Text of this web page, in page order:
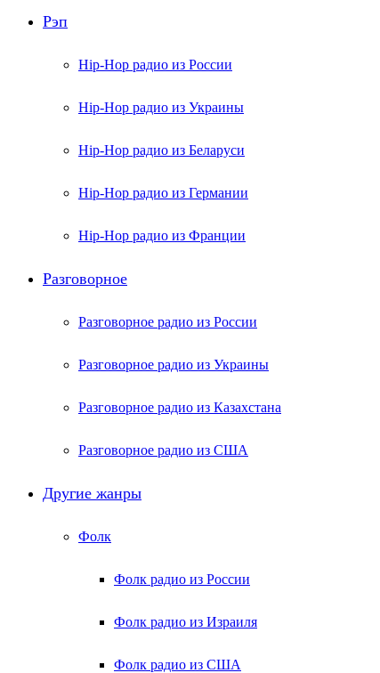
Рэп
Hip-Hop радио из России
Hip-Hop радио из Украины
Hip-Hop радио из Беларуси
Hip-Hop радио из Германии
Hip-Hop радио из Франции
Разговорное
Разговорное радио из России
Разговорное радио из Украины
Разговорное радио из Казахстана
Разговорное радио из США
Другие жанры
Фолк
Фолк радио из России
Фолк радио из Израиля
Фолк радио из США